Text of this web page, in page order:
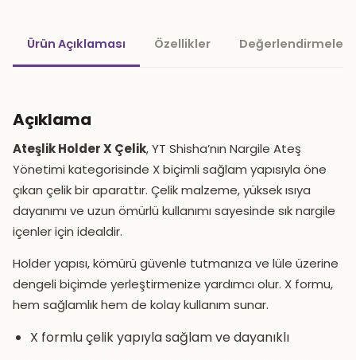
Ürün Açıklaması Özellikler Değerlendirmeler
Açıklama
Ateşlik Holder X Çelik, YT Shisha’nın Nargile Ateş
Yönetimi kategorisinde X biçimli sağlam yapısıyla öne
çıkan çelik bir aparattır. Çelik malzeme, yüksek ısıya
dayanımı ve uzun ömürlü kullanımı sayesinde sık nargile
içenler için idealdir.
Holder yapısı, kömürü güvenle tutmanıza ve lüle üzerine
dengeli biçimde yerleştirmenize yardımcı olur. X formu,
hem sağlamlık hem de kolay kullanım sunar.
X formlu çelik yapıyla sağlam ve dayanıklı